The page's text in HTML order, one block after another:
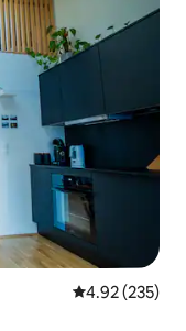
從 235 則評價
4.92 (235)